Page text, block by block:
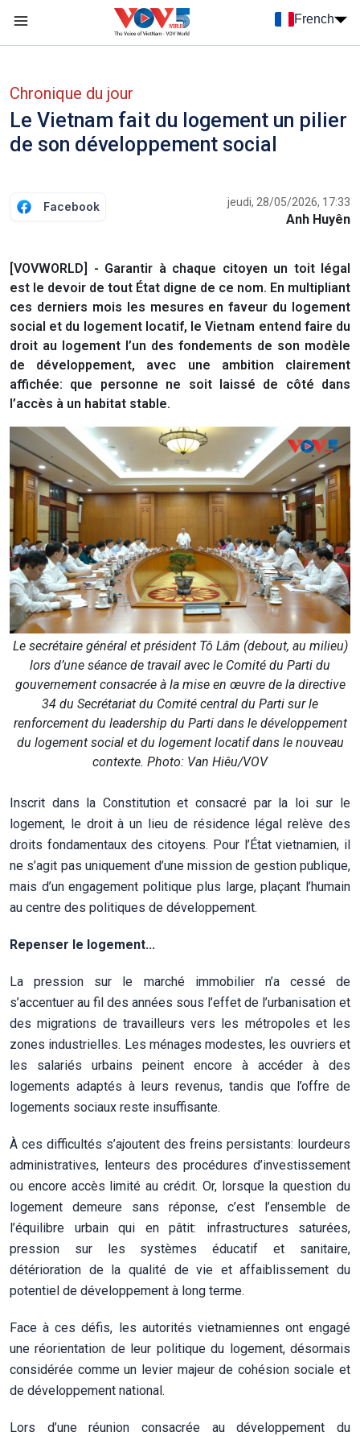
French
Chronique du jour
Le Vietnam fait du logement un pilier
de son développement social
Facebook jeudi, 28/05/2026, 17:33
Anh Huyên
[VOVWORLD] - Garantir à chaque citoyen un toit légal
est le devoir de tout État digne de ce nom. En multipliant
ces derniers mois les mesures en faveur du logement
social et du logement locatif, le Vietnam entend faire du
droit au logement l’un des fondements de son modèle
de développement, avec une ambition clairement
affichée: que personne ne soit laissé de côté dans
l’accès à un habitat stable.
Le secrétaire général et président Tô Lâm (debout, au milieu)
lors d’une séance de travail avec le Comité du Parti du
gouvernement consacrée à la mise en œuvre de la directive
34 du Secrétariat du Comité central du Parti sur le
renforcement du leadership du Parti dans le développement
du logement social et du logement locatif dans le nouveau
contexte. Photo: Van Hiêu/VOV
Inscrit dans la Constitution et consacré par la loi sur le
logement, le droit à un lieu de résidence légal relève des
droits fondamentaux des citoyens. Pour l’État vietnamien, il
ne s’agit pas uniquement d’une mission de gestion publique,
mais d’un engagement politique plus large, plaçant l’humain
au centre des politiques de développement.
Repenser le logement...
La pression sur le marché immobilier n’a cessé de
s’accentuer au fil des années sous l’effet de l’urbanisation et
des migrations de travailleurs vers les métropoles et les
zones industrielles. Les ménages modestes, les ouvriers et
les salariés urbains peinent encore à accéder à des
logements adaptés à leurs revenus, tandis que l’offre de
logements sociaux reste insuffisante.
À ces difficultés s’ajoutent des freins persistants: lourdeurs
administratives, lenteurs des procédures d’investissement
ou encore accès limité au crédit. Or, lorsque la question du
logement demeure sans réponse, c’est l’ensemble de
l’équilibre urbain qui en pâtit: infrastructures saturées,
pression sur les systèmes éducatif et sanitaire,
détérioration de la qualité de vie et affaiblissement du
potentiel de développement à long terme.
Face à ces défis, les autorités vietnamiennes ont engagé
une réorientation de leur politique du logement, désormais
considérée comme un levier majeur de cohésion sociale et
de développement national.
Lors d’une réunion consacrée au développement du